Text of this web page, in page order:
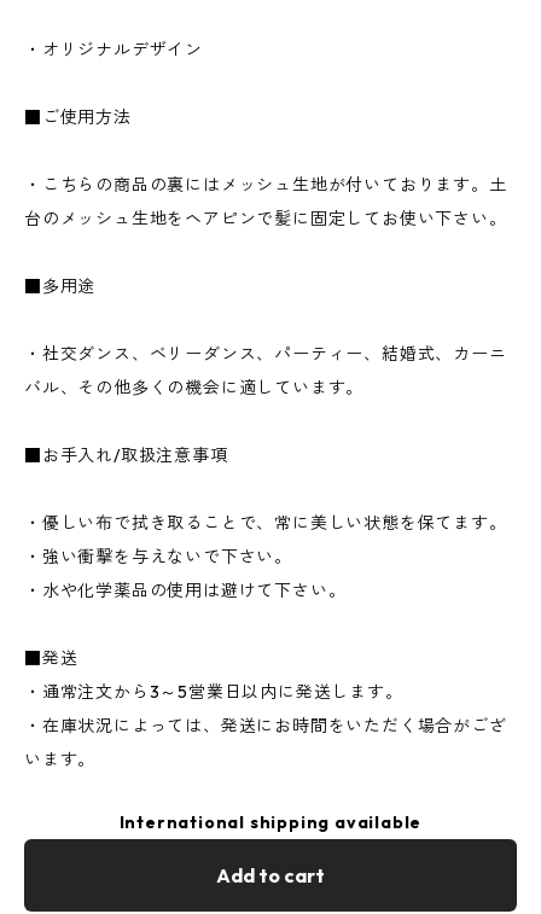
・オリジナルデザイン
■ご使用方法
・こちらの商品の裏にはメッシュ生地が付いております。土
台のメッシュ生地をヘアピンで髪に固定してお使い下さい。
■多用途
・社交ダンス、ベリーダンス、パーティー、結婚式、カーニ
バル、その他多くの機会に適しています。
■お手入れ/取扱注意事項
・優しい布で拭き取ることで、常に美しい状態を保てます。
・強い衝撃を与えないで下さい。
・水や化学薬品の使用は避けて下さい。
■発送
・通常注文から3～5営業日以内に発送します。
・在庫状況によっては、発送にお時間をいただく場合がござ
います。
International shipping available
Add to cart